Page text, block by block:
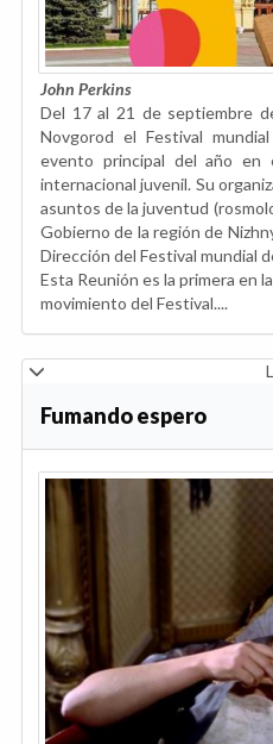
John Perkins
Del 17 al 21 de septiembre
Novgorod el Festival
evento principal del año en
internacional juvenil. Su
asuntos de la juventud
Gobierno de la región de
Dirección del Festival mundial
Esta Reunión es la primera en
movimiento del Festival....
Fumando espero